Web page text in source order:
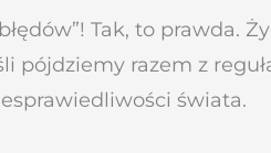
Tak, to prawda.
pójdziemy razem z
świata.